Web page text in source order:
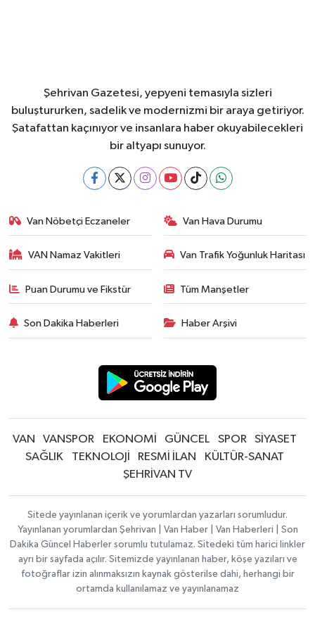
Şehrivan Gazetesi, yepyeni temasıyla sizleri
buluştururken, sadelik ve modernizmi bir araya getiriyor.
Şatafattan kaçınıyor ve insanlara haber okuyabilecekleri
bir altyapı sunuyor.
Van Nöbetçi Eczaneler Van Hava Durumu
VAN Namaz Vakitleri Van Trafik Yoğunluk Haritası
Puan Durumu ve Fikstür Tüm Manşetler
Son Dakika Haberleri Haber Arşivi
VAN VANSPOR EKONOMİ GÜNCEL SPOR
SİYASET
SAĞLIK
TEKNOLOJİ RESMİ İLAN
KÜLTÜR-SANAT
ŞEHRİVAN TV
Sitede yayınlanan içerik ve yorumlardan yazarları sorumludur.
Yayınlanan yorumlardan Şehrivan | Van Haber | Van Haberleri | Son
Dakika Güncel Haberler sorumlu tutulamaz. Sitedeki tüm harici linkler
ayrı bir sayfada açılır. Sitemizde yayınlanan haber, köşe yazıları ve
fotoğraflar izin alınmaksızın kaynak gösterilse dahi, herhangi bir
ortamda kullanılamaz ve yayınlanamaz